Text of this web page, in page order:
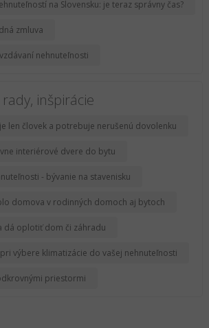
na Slovensku: je teraz správny čas?
zmluva
nehnuteľnosti
inšpirácie
len človek a potrebuje nerušenú dovolenku
interiérové dvere do bytu
- bývanie na stavenisku
domova v rodinných domoch aj bytoch
dá oplotiť dom či záhradu
výbere klimatizácie do vašej nehnuteľnosti
priestormi